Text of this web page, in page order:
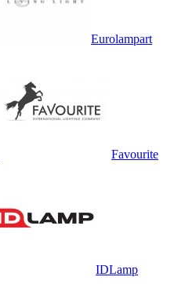
Eurolampart
Favourite
IDLamp